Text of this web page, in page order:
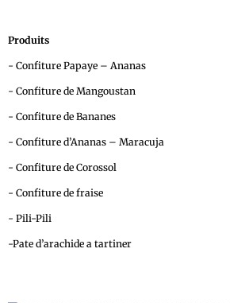
Produits
- Confiture Papaye – Ananas
- Confiture de Mangoustan
- Confiture de Bananes
- Confiture d’Ananas – Maracuja
- Confiture de Corossol
- Confiture de fraise
- Pili-Pili
-Pate d’arachide a tartiner